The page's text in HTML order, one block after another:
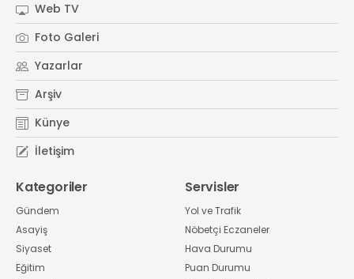
Web TV
Foto Galeri
Yazarlar
Arşiv
Künye
İletişim
Kategoriler
Gündem
Asayiş
Siyaset
Eğitim
Servisler
Yol ve Trafik
Nöbetçi Eczaneler
Hava Durumu
Puan Durumu